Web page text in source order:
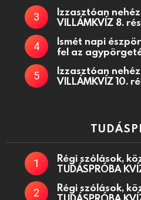
Izzasztóan
VILLÁMKVÍZ 8.
Ismét napi
fel az
Izzasztóan
VILLÁMKVÍZ 10.
Régi szólások,
TUDÁSPRÓBA
Régi szólások,